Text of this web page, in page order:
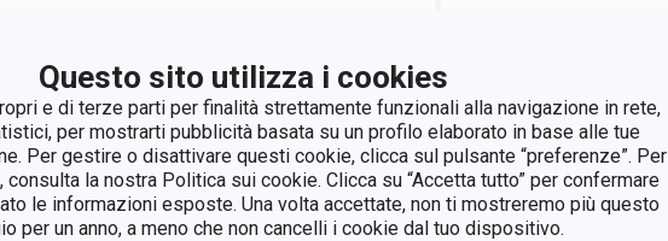
Questo sito utilizza i cookies
e di terze parti per finalità strettamente funzionali alla navigazione in rete,
per mostrarti pubblicità basata su un profilo elaborato in base alle tue
Per gestire o disattivare questi cookie, clicca sul pulsante “preferenze”. Per
la nostra Politica sui cookie. Clicca su “Accetta tutto” per confermare
le informazioni esposte. Una volta accettate, non ti mostreremo più questo
per un anno, a meno che non cancelli i cookie dal tuo dispositivo.